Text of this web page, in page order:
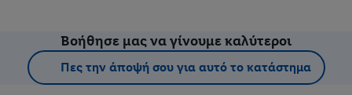
Βοήθησε μας να γίνουμε καλύτεροι
Πες την άποψή σου για αυτό το κατάστημα